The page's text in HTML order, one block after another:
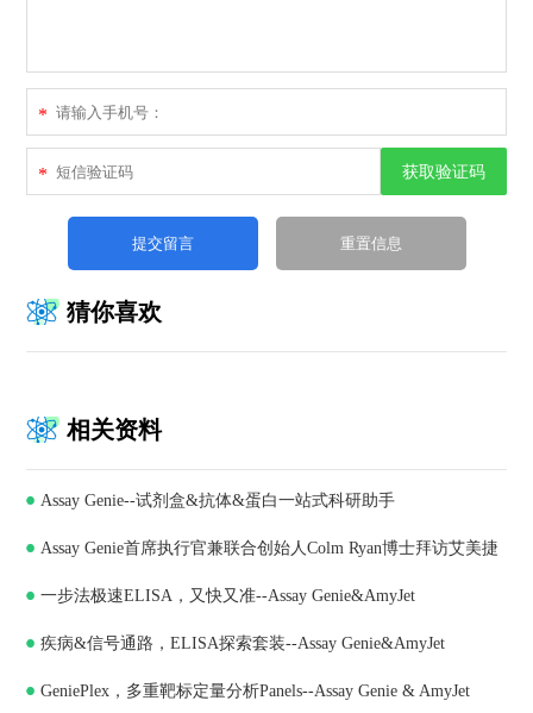
*
* 获取验证码
猜你喜欢
相关资料
Assay Genie--试剂盒&抗体&蛋白一站式科研助手
Assay Genie首席执行官兼联合创始人Colm Ryan博士拜访艾美捷
科技，深化合作共谋发展
一步法极速ELISA，又快又准--Assay Genie&AmyJet
疾病&信号通路，ELISA探索套装--Assay Genie&AmyJet
GeniePlex，多重靶标定量分析Panels--Assay Genie & AmyJet